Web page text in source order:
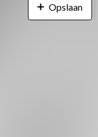
Opslaan